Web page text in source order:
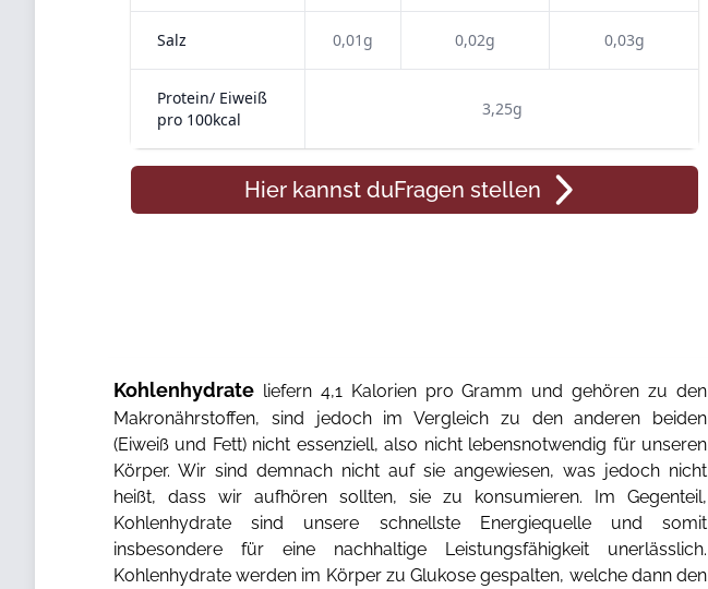
Salz 0,01g 0,02g 0,03g
Protein/ Eiweiß
pro 100kcal
3,25g
Hier kannst duFragen stellen
Kohlenhydrate liefern 4,1 Kalorien pro Gramm und gehören zu den
Makronährstoffen, sind jedoch im Vergleich zu den anderen beiden
(Eiweiß und Fett) nicht essenziell, also nicht lebensnotwendig für unseren
Körper. Wir sind demnach nicht auf sie angewiesen, was jedoch nicht
heißt, dass wir aufhören sollten, sie zu konsumieren. Im Gegenteil,
Kohlenhydrate sind unsere schnellste Energiequelle und somit
insbesondere für eine nachhaltige Leistungsfähigkeit unerlässlich.
Kohlenhydrate werden im Körper zu Glukose gespalten, welche dann den